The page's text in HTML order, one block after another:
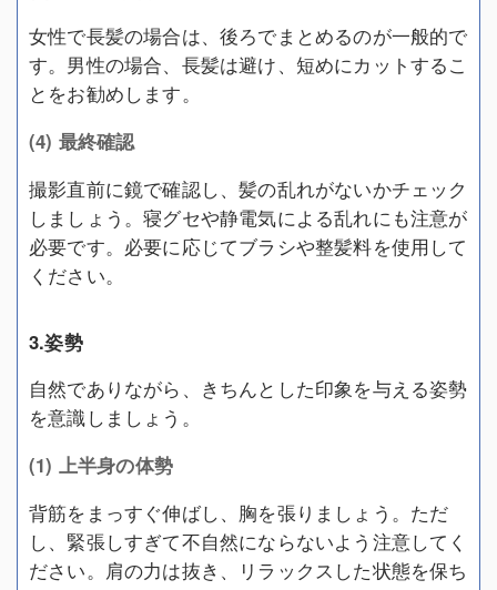
女性で長髪の場合は、後ろでまとめるのが一般的で
す。男性の場合、長髪は避け、短めにカットするこ
とをお勧めします。
(4) 最終確認
撮影直前に鏡で確認し、髪の乱れがないかチェック
しましょう。寝グセや静電気による乱れにも注意が
必要です。必要に応じてブラシや整髪料を使用して
ください。
3.姿勢
自然でありながら、きちんとした印象を与える姿勢
を意識しましょう。
(1) 上半身の体勢
背筋をまっすぐ伸ばし、胸を張りましょう。ただ
し、緊張しすぎて不自然にならないよう注意してく
ださい。肩の力は抜き、リラックスした状態を保ち